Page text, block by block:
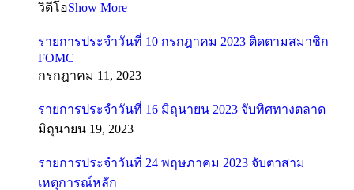
วิดีโอShow More
รายการประจำวันที่ 10 กรกฎาคม 2023 ติดตามสมาชิก
FOMC
กรกฎาคม 11, 2023
รายการประจำวันที่ 16 มิถุนายน 2023 จับทิศทางตลาด
มิถุนายน 19, 2023
รายการประจำวันที่ 24 พฤษภาคม 2023 จับตาสาม
เหตุการณ์หลัก